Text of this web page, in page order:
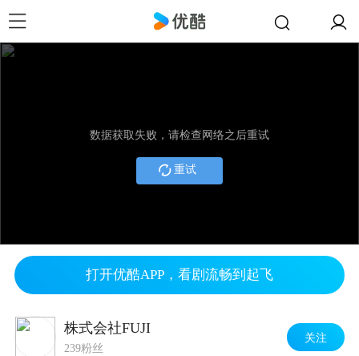
数据获取失败，请检查网络之后重试
重试
打开优酷APP，看剧流畅到起飞
株式会社FUJI
239粉丝
关注